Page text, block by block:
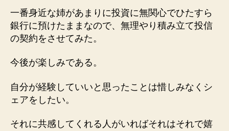
一番身近な姉があまりに投資に無関心でひたすら
銀行に預けたままなので、無理やり積み立て投信
の契約をさせてみた。
今後が楽しみである。
自分が経験していいと思ったことは惜しみなくシ
ェアをしたい。
それに共感してくれる人がいればそれはそれで嬉